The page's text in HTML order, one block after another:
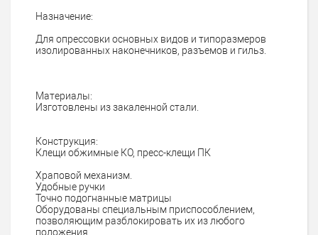
Назначение:
Для опрессовки основных видов и типоразмеров
изолированных наконечников, разъемов и гильз.
Материалы:
Изготовлены из закаленной стали.
Конструкция:
Клещи обжимные КО, пресс-клещи ПК
Храповой механизм.
Удобные ручки
Точно подогнанные матрицы
Оборудованы специальным приспособлением,
позволяющим разблокировать их из любого
положения